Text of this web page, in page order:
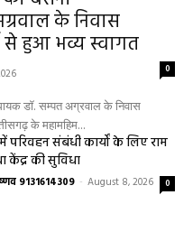
के निवास
से हुआ भव्य स्वागत
0
डॉ. सम्पत अग्रवाल के निवास
के महामहिम...
परिवहन संबंधी कार्यों के लिए राम
केंद्र की सुविधा
9131614309 - August 8, 2026 0